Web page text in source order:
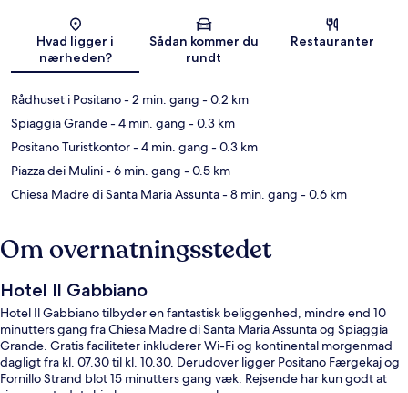
Kort
Hvad ligger i
nærheden?
Sådan kommer du
rundt
Restauranter
Rådhuset i Positano- 2 min. gang - 0.2 km
Spiaggia Grande- 4 min. gang - 0.3 km
Positano Turistkontor- 4 min. gang - 0.3 km
Piazza dei Mulini- 6 min. gang - 0.5 km
Chiesa Madre di Santa Maria Assunta- 8 min. gang - 0.6 km
Om overnatningsstedet
Hotel Il Gabbiano
Hotel Il Gabbiano tilbyder en fantastisk beliggenhed, mindre end 10
minutters gang fra Chiesa Madre di Santa Maria Assunta og Spiaggia
Grande. Gratis faciliteter inkluderer Wi-Fi og kontinental morgenmad
dagligt fra kl. 07.30 til kl. 10.30. Derudover ligger Positano Færgekaj og
Fornillo Strand blot 15 minutters gang væk. Rejsende har kun godt at